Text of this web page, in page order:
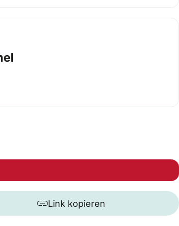
Link kopieren